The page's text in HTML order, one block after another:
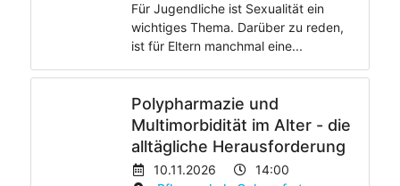
Für Jugendliche ist Sexualität ein
wichtiges Thema. Darüber zu reden,
ist für Eltern manchmal eine...
Polypharmazie und
Multimorbidität im Alter - die
alltägliche Herausforderung
10.11.2026
14:00